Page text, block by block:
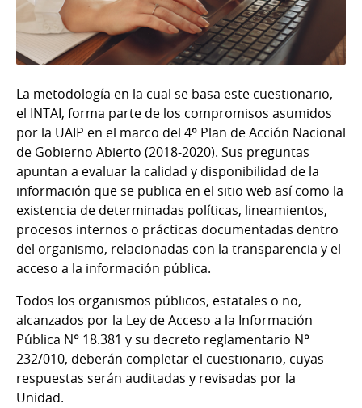
La metodología en la cual se basa este cuestionario,
el INTAI, forma parte de los compromisos asumidos
por la UAIP en el marco del 4º Plan de Acción Nacional
de Gobierno Abierto (2018-2020). Sus preguntas
apuntan a evaluar la calidad y disponibilidad de la
información que se publica en el sitio web así como la
existencia de determinadas políticas, lineamientos,
procesos internos o prácticas documentadas dentro
del organismo, relacionadas con la transparencia y el
acceso a la información pública.
Todos los organismos públicos, estatales o no,
alcanzados por la Ley de Acceso a la Información
Pública N° 18.381 y su decreto reglamentario N°
232/010, deberán completar el cuestionario, cuyas
respuestas serán auditadas y revisadas por la
Unidad.